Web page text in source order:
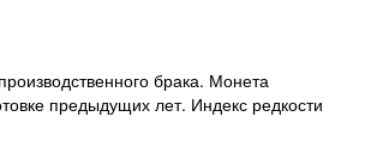
брака. Монета
предыдущих лет. Индекс редкости